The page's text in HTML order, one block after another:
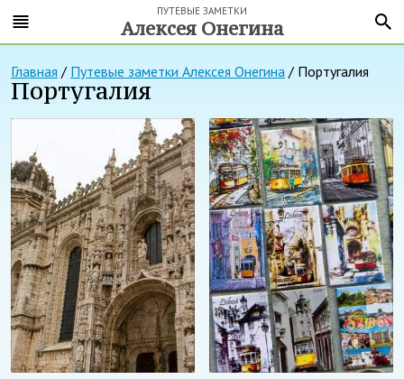
ПУТЕВЫЕ ЗАМЕТКИ
Алексея Онегина
Главная / Путевые заметки Алексея Онегина / Португалия
Португалия